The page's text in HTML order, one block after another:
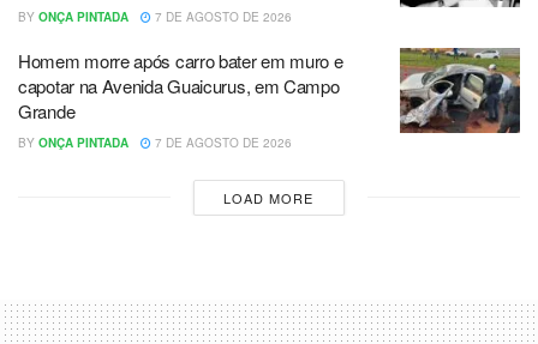
BY ONÇA PINTADA 7 DE AGOSTO DE 2026
Homem morre após carro bater em muro e
capotar na Avenida Guaicurus, em Campo
Grande
BY ONÇA PINTADA 7 DE AGOSTO DE 2026
LOAD MORE